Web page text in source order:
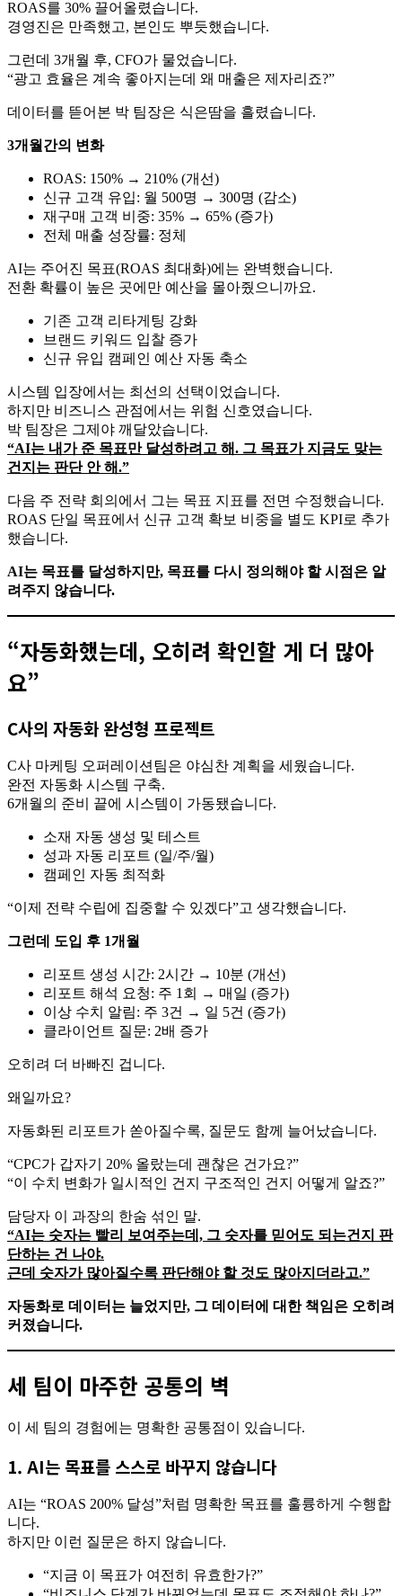
ROAS를 30% 끌어올렸습니다.
경영진은 만족했고, 본인도 뿌듯했습니다.
그런데 3개월 후, CFO가 물었습니다.
“광고 효율은 계속 좋아지는데 왜 매출은 제자리죠?”
데이터를 뜯어본 박 팀장은 식은땀을 흘렸습니다.
3개월간의 변화
ROAS: 150% → 210% (개선)
신규 고객 유입: 월 500명 → 300명 (감소)
재구매 고객 비중: 35% → 65% (증가)
전체 매출 성장률: 정체
AI는 주어진 목표(ROAS 최대화)에는 완벽했습니다.
전환 확률이 높은 곳에만 예산을 몰아줬으니까요.
기존 고객 리타게팅 강화
브랜드 키워드 입찰 증가
신규 유입 캠페인 예산 자동 축소
시스템 입장에서는 최선의 선택이었습니다.
하지만 비즈니스 관점에서는 위험 신호였습니다.
박 팀장은 그제야 깨달았습니다.
“AI는 내가 준 목표만 달성하려고 해. 그 목표가 지금도 맞는
건지는 판단 안 해.”
다음 주 전략 회의에서 그는 목표 지표를 전면 수정했습니다.
ROAS 단일 목표에서 신규 고객 확보 비중을 별도 KPI로 추가
했습니다.
AI는 목표를 달성하지만, 목표를 다시 정의해야 할 시점은 알
려주지 않습니다.
“자동화했는데, 오히려 확인할 게 더 많아
요”
C사의 자동화 완성형 프로젝트
C사 마케팅 오퍼레이션팀은 야심찬 계획을 세웠습니다.
완전 자동화 시스템 구축.
6개월의 준비 끝에 시스템이 가동됐습니다.
소재 자동 생성 및 테스트
성과 자동 리포트 (일/주/월)
캠페인 자동 최적화
“이제 전략 수립에 집중할 수 있겠다”고 생각했습니다.
그런데 도입 후 1개월
리포트 생성 시간: 2시간 → 10분 (개선)
리포트 해석 요청: 주 1회 → 매일 (증가)
이상 수치 알림: 주 3건 → 일 5건 (증가)
클라이언트 질문: 2배 증가
오히려 더 바빠진 겁니다.
왜일까요?
자동화된 리포트가 쏟아질수록, 질문도 함께 늘어났습니다.
“CPC가 갑자기 20% 올랐는데 괜찮은 건가요?”
“이 수치 변화가 일시적인 건지 구조적인 건지 어떻게 알죠?”
담당자 이 과장의 한숨 섞인 말.
“AI는 숫자는 빨리 보여주는데, 그 숫자를 믿어도 되는건지 판
단하는 건 나야.
근데 숫자가 많아질수록 판단해야 할 것도 많아지더라고.”
자동화로 데이터는 늘었지만, 그 데이터에 대한 책임은 오히려
커졌습니다.
세 팀이 마주한 공통의 벽
이 세 팀의 경험에는 명확한 공통점이 있습니다.
1. AI는 목표를 스스로 바꾸지 않습니다
AI는 “ROAS 200% 달성”처럼 명확한 목표를 훌륭하게 수행합
니다.
하지만 이런 질문은 하지 않습니다.
“지금 이 목표가 여전히 유효한가?”